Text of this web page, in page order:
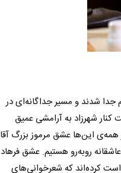
جدا شدند و مسیر جداگانه‌ای در
شهرزاد به آرامشی عمیق
این‌ها عشق مرموز بزرگ آقا
روبه‌رو هستیم. عشق فرهاد
کرده‌اند که شعرخوانی‌های